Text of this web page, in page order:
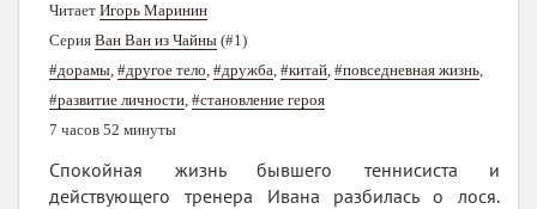
Читает Игорь Маринин
Серия Ван Ван из Чайны (#1)
#дорамы, #другое тело, #дружба, #китай, #повседневная жизнь,
#развитие личности, #становление героя
7 часов 52 минуты
Спокойная жизнь бывшего теннисиста и
действующего тренера Ивана разбилась о лося.